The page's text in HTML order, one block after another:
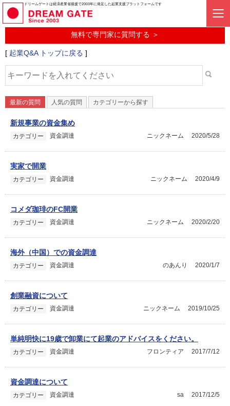
ドリームゲートは経済産業省後援で2003年に発足した起業支援プラットフォームです
起業に関するみんなの質問投稿サービス
起業Q&A
無料で専門家に質問する ＞
[ 起業Q&A トップに戻る ]
最新の質問 人気の質問 カテゴリーから探す
新規事業の資金集め
カテゴリー 資金調達 2020/5/28
ニックネーム
実家で開業
カテゴリー 資金調達 2020/4/9
ニックネーム
コメダ珈琲のFC開業
カテゴリー 資金調達 2020/2/20
ニックネーム
海外（中国）での資金調達
カテゴリー 資金調達 2020/1/7
のあんり
創業融資について
カテゴリー 資金調達 2019/10/25
ニックネーム
単純明快に19歳で卸業にて起業のアドバイスをください。
カテゴリー 資金調達 2017/7/12
フロンティア
資金調達について
カテゴリー 資金調達 2017/12/5
sa